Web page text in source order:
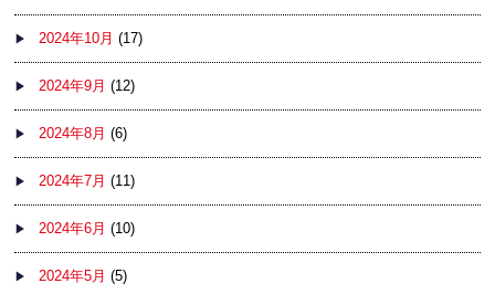
2024年10月 (17)
2024年9月 (12)
2024年8月 (6)
2024年7月 (11)
2024年6月 (10)
2024年5月 (5)